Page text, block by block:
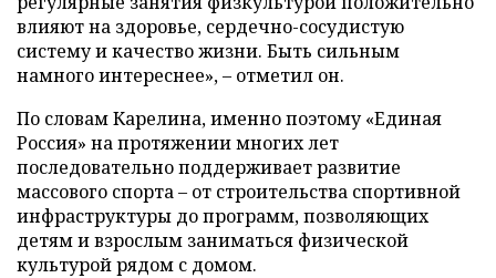
влияют на здоровье, сердечно-сосудистую
систему и качество жизни. Быть сильным
намного интереснее», – отметил он.
По словам Карелина, именно поэтому «Единая
Россия» на протяжении многих лет
последовательно поддерживает развитие
массового спорта – от строительства спортивной
инфраструктуры до программ, позволяющих
детям и взрослым заниматься физической
культурой рядом с домом.